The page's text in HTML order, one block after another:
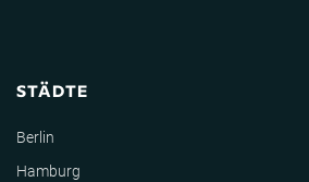
STÄDTE
Berlin
Hamburg